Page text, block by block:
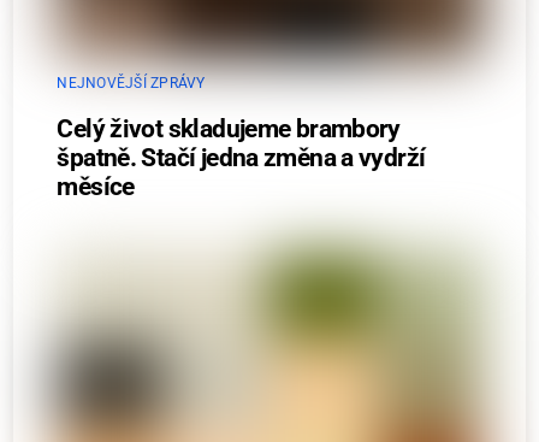
NEJNOVĚJŠÍ ZPRÁVY
Celý život skladujeme brambory
špatně. Stačí jedna změna a vydrží
měsíce